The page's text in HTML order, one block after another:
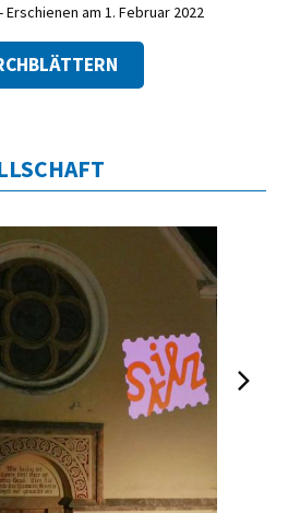
Erschienen am 1. Februar 2022